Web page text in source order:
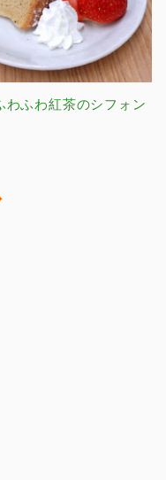
わふわ紅茶のシフォン